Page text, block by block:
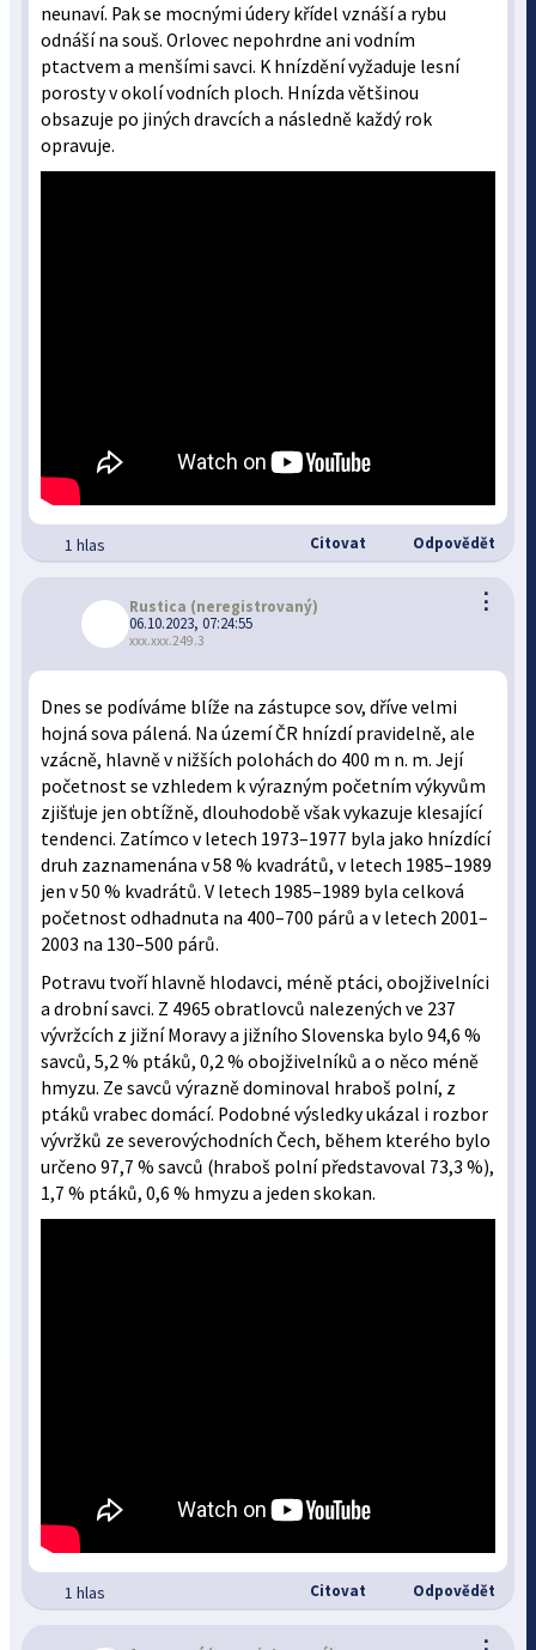
neunaví. Pak se mocnými údery křídel vznáší a rybu
odnáší na souš. Orlovec nepohrdne ani vodním
ptactvem a menšími savci. K hnízdění vyžaduje lesní
porosty v okolí vodních ploch. Hnízda většinou
obsazuje po jiných dravcích a následně každý rok
opravuje.
1 hlas Citovat Odpovědět
⋮
Rustica (neregistrovaný)
06.10.2023, 07:24:55
xxx.xxx.249.3
Dnes se podíváme blíže na zástupce sov, dříve velmi
hojná sova pálená. Na území ČR hnízdí pravidelně, ale
vzácně, hlavně v nižších polohách do 400 m n. m. Její
početnost se vzhledem k výrazným početním výkyvům
zjišťuje jen obtížně, dlouhodobě však vykazuje klesající
tendenci. Zatímco v letech 1973–1977 byla jako hnízdící
druh zaznamenána v 58 % kvadrátů, v letech 1985–1989
jen v 50 % kvadrátů. V letech 1985–1989 byla celková
početnost odhadnuta na 400–700 párů a v letech 2001–
2003 na 130–500 párů.
Potravu tvoří hlavně hlodavci, méně ptáci, obojživelníci
a drobní savci. Z 4965 obratlovců nalezených ve 237
vývržcích z jižní Moravy a jižního Slovenska bylo 94,6 %
savců, 5,2 % ptáků, 0,2 % obojživelníků a o něco méně
hmyzu. Ze savců výrazně dominoval hraboš polní, z
ptáků vrabec domácí. Podobné výsledky ukázal i rozbor
vývržků ze severovýchodních Čech, během kterého bylo
určeno 97,7 % savců (hraboš polní představoval 73,3 %),
1,7 % ptáků, 0,6 % hmyzu a jeden skokan.
1 hlas Citovat Odpovědět